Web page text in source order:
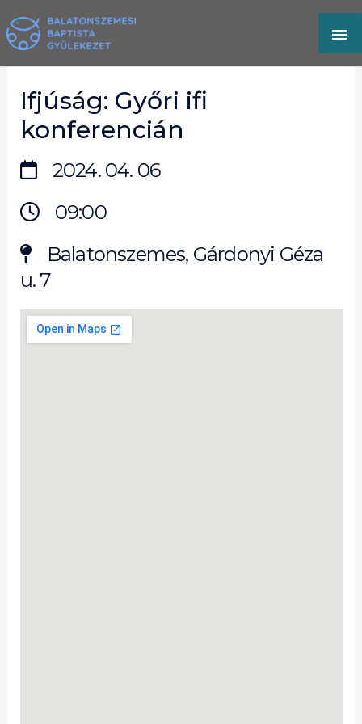
to
content
Ifjúság: Győri ifi
konferencián
2024. 04. 06
09:00
Balatonszemes, Gárdonyi Géza
u. 7